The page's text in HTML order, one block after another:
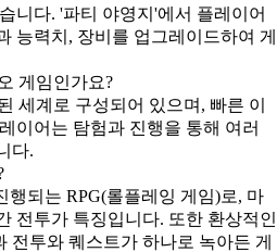
니다. '파티 야영지'에서 플레이어
능력치, 장비를 업그레이드하여 게
게임인가요?
세계로 구성되어 있으며, 빠른 이
이어는 탐험과 진행을 통해 여러
다.
행되는 RPG(롤플레잉 게임)로, 마
전투가 특징입니다. 또한 환상적인
전투와 퀘스트가 하나로 녹아든 게